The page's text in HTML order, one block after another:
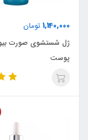
1,140,000 تومان
ژل شستشوی صورت
پوست